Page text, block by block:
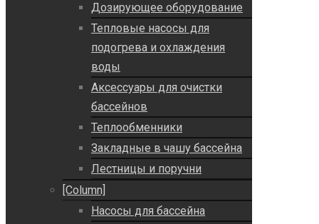
Дозирующее оборудование
Тепловые насосы для
подогрева и охлаждения
воды
Аксессуары для очистки
бассейнов
Теплообменники
Закладные в чашу бассейна
Лестницы и поручни
[Column]
Насосы для бассейна